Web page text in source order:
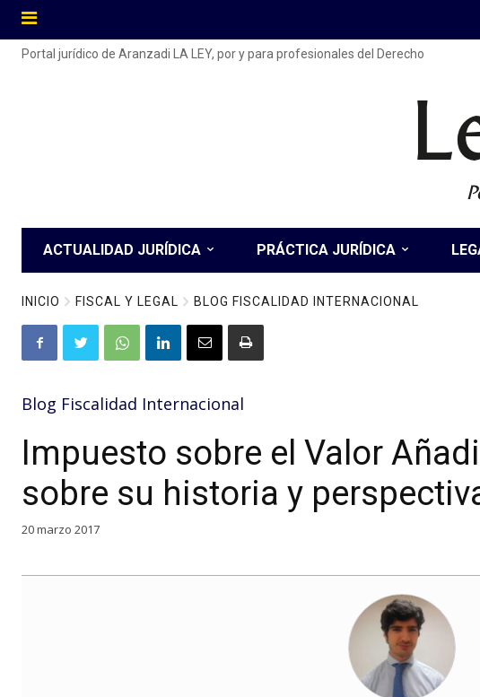
Portal jurídico de Aranzadi LA LEY, por y para profesionales del Derecho
ACTUALIDAD JURÍDICA PRÁCTICA JURÍDICA
INICIO FISCAL Y LEGAL BLOG FISCALIDAD INTERNACIONAL
Blog Fiscalidad Internacional
Impuesto sobre el Valor
sobre su historia y
20 marzo 2017